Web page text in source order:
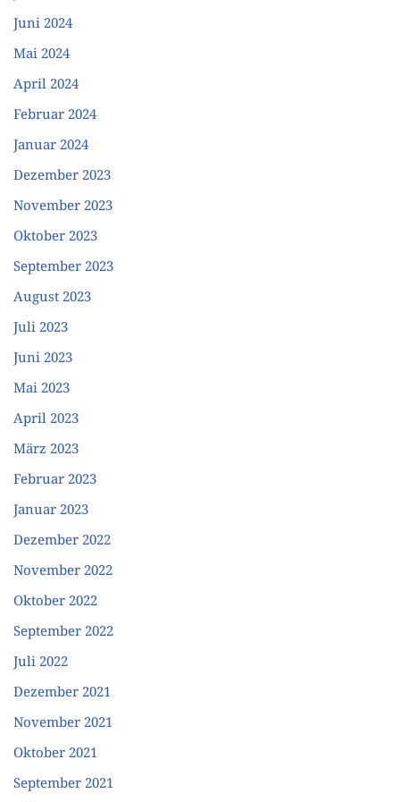
Juni 2024
Mai 2024
April 2024
Februar 2024
Januar 2024
Dezember 2023
November 2023
Oktober 2023
September 2023
August 2023
Juli 2023
Juni 2023
Mai 2023
April 2023
März 2023
Februar 2023
Januar 2023
Dezember 2022
November 2022
Oktober 2022
September 2022
Juli 2022
Dezember 2021
November 2021
Oktober 2021
September 2021